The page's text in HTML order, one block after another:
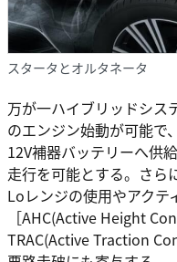
スタータとオルタネータ
万が一ハイブリッドシス
のエンジン始動が可能で
12V補器バッテリーへ供
走行を可能とする。さら
Loレンジの使用やアクテ
［AHC(Active Height
TRAC(Active Traction